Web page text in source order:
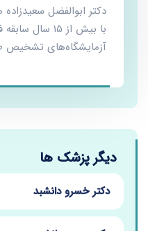
دکتر ابوالفضل
با بیش از ۱۵
آزمایشگاه‌های تشخیص
دیگر پزشک ها
دکتر خسرو دانشبد